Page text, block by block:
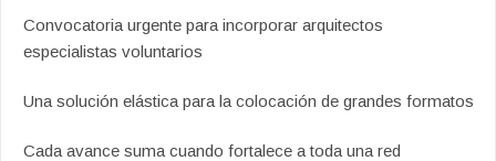
Convocatoria urgente para incorporar arquitectos
especialistas voluntarios
Una solución elástica para la colocación de grandes formatos
Cada avance suma cuando fortalece a toda una red